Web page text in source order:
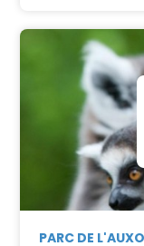
PARC DE